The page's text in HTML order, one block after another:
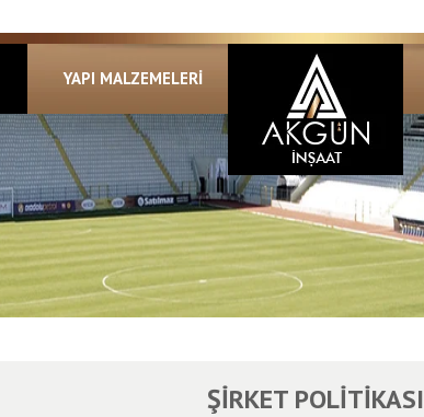
YAPI MALZEMELERİ
ŞIRKET POLITIKASI